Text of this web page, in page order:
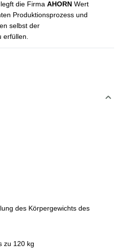
die Firma AHORN Wert
Produktionsprozess und
selbst der
des Körpergewichts des
zu 120 kg